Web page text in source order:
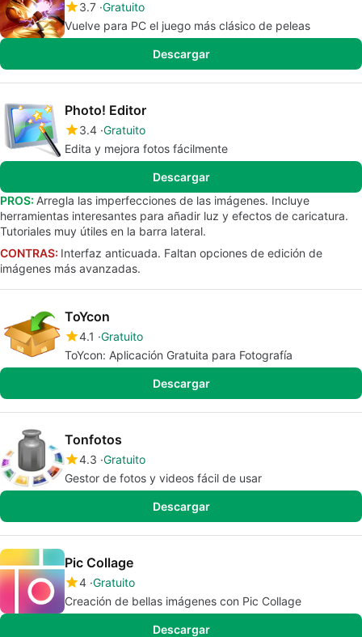
3.7 Gratuito
Vuelve para PC el juego más clásico de peleas
Descargar
Photo! Editor
3.4 Gratuito
Edita y mejora fotos fácilmente
Descargar
PROS: Arregla las imperfecciones de las imágenes. Incluye
herramientas interesantes para añadir luz y efectos de caricatura.
Tutoriales muy útiles en la barra lateral.
CONTRAS: Interfaz anticuada. Faltan opciones de edición de
imágenes más avanzadas.
ToYcon
4.1 Gratuito
ToYcon: Aplicación Gratuita para Fotografía
Descargar
Tonfotos
4.3 Gratuito
Gestor de fotos y videos fácil de usar
Descargar
Pic Collage
4 Gratuito
Creación de bellas imágenes con Pic Collage
Descargar